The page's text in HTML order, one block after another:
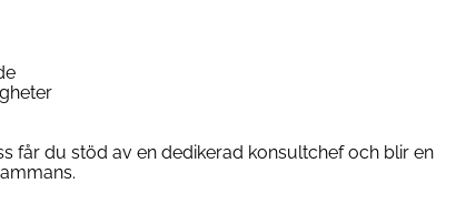
får du stöd av en dedikerad konsultchef och blir en